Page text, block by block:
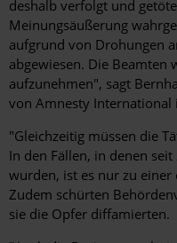
deshalb verfolgt und
Meinungsäußerung
aufgrund von Drohungen
abgewiesen. Die Beamten
aufzunehmen", sagt
von Amnesty International
"Gleichzeitig müssen die
In den Fällen, in denen
wurden, ist es nur zu
Zudem schürten
sie die Opfer diffamierten.